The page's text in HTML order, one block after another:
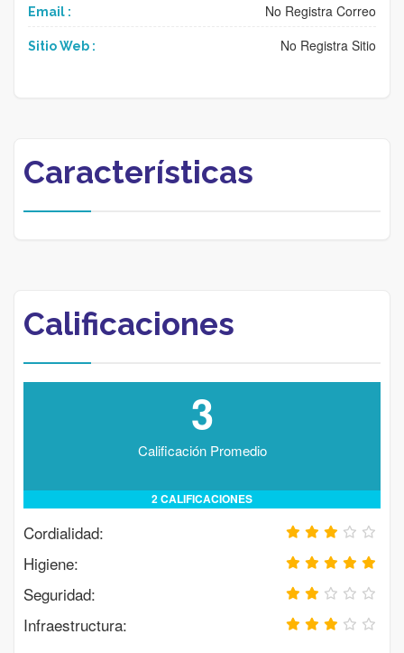
Email : No Registra Correo
Sitio Web : No Registra Sitio
Características
Calificaciones
3
Calificación Promedio
2 CALIFICACIONES
Cordialidad:
Higiene:
Seguridad:
Infraestructura: